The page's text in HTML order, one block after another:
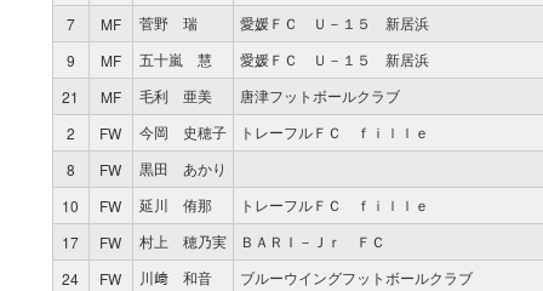
7
MF 菅野 瑞
愛媛ＦＣ Ｕ－１５ 新居浜
9
MF 五十嵐 慧
愛媛ＦＣ Ｕ－１５ 新居浜
21
MF 毛利 亜美
唐津フットボールクラブ
2
FW 今岡 史穂子
トレーフルＦＣ ｆｉｌｌｅ
8
FW
黒田 あかり
10
FW 延川 侑那
トレーフルＦＣ ｆｉｌｌｅ
17
FW 村上 穂乃実
ＢＡＲＩ－Ｊｒ ＦＣ
24
FW 川﨑 和音
ブルーウイングフットボールクラブ